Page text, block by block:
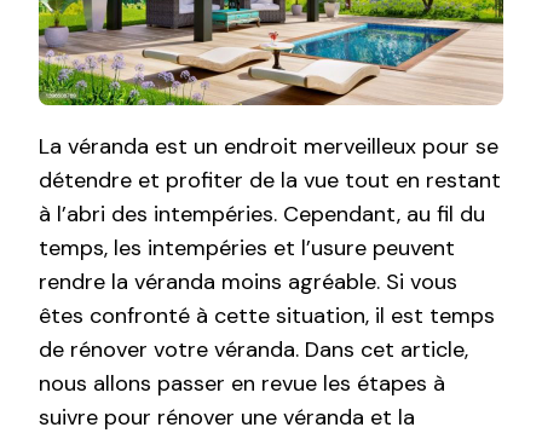
La véranda est un endroit merveilleux pour se
détendre et profiter de la vue tout en restant
à l’abri des intempéries. Cependant, au fil du
temps, les intempéries et l’usure peuvent
rendre la véranda moins agréable. Si vous
êtes confronté à cette situation, il est temps
de rénover votre véranda. Dans cet article,
nous allons passer en revue les étapes à
suivre pour rénover une véranda et la